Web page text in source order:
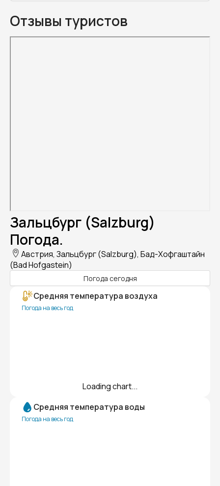
Отзывы туристов
Зальцбург (Salzburg)
Погода.
Австрия, Зальцбург (Salzburg), Бад-Хофгаштайн
(Bad Hofgastein)
Погода сегодня
Средняя температура воздуха
Погода на весь год
Loading chart...
Средняя температура воды
Погода на весь год